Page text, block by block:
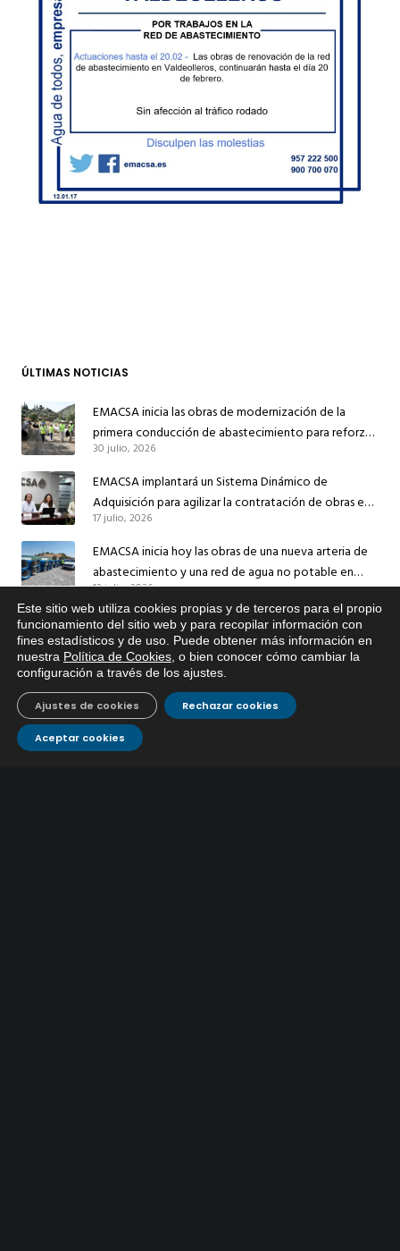
ÚLTIMAS NOTICIAS
EMACSA inicia las obras de modernización de la
primera conducción de abastecimiento para reforzar
el suministro de agua de Córdoba
30 julio, 2026
EMACSA implantará un Sistema Dinámico de
Adquisición para agilizar la contratación de obras en
sus redes e instalaciones
17 julio, 2026
EMACSA inicia hoy las obras de una nueva arteria de
abastecimiento y una red de agua no potable en
Ingeniero Ruiz de Azúa
13 julio, 2026
Caracterización ZA Córdoba Red Quemadas- 1ª Sem
2026
9 julio, 2026
Caracterización ZA Córdoba Red Carrera Caballo-1º
Sem 2026
9 julio, 2026
Este sitio web utiliza cookies propias y de terceros para el propio
funcionamiento del sitio web y para recopilar información con
fines estadísticos y de uso. Puede obtener más información en
nuestra Política de Cookies , o bien conocer cómo cambiar la
configuración a través de los ajustes
Aceptar cookies
Rechazar cookies
Ajustes de cookies
Si tiene cualquier duda sobre
EMACSA, haga click abajo.